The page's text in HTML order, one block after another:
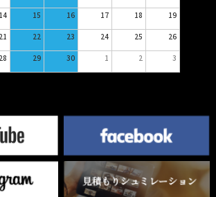
14 15 16 17 18 19
21 22 23 24 25 26
28 29 30 1 2 3